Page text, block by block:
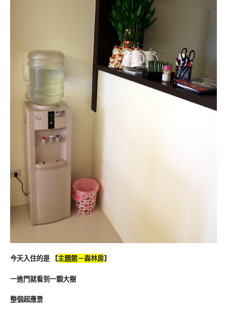
今天入住的是 【主題館－森林房】
一進門就看到一顆大樹
整個超應景